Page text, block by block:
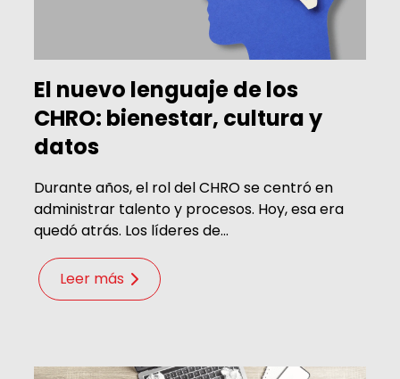
El nuevo lenguaje de los
CHRO: bienestar, cultura y
datos
Durante años, el rol del CHRO se centró en
administrar talento y procesos. Hoy, esa era
quedó atrás. Los líderes de...
Leer más